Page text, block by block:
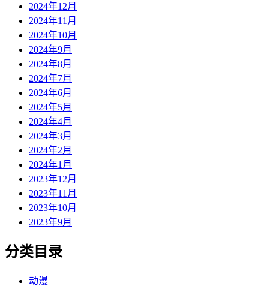
2024年12月
2024年11月
2024年10月
2024年9月
2024年8月
2024年7月
2024年6月
2024年5月
2024年4月
2024年3月
2024年2月
2024年1月
2023年12月
2023年11月
2023年10月
2023年9月
分类目录
动漫